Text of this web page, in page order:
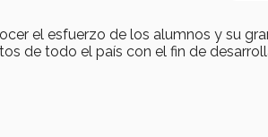
el esfuerzo de los alumnos y su
de todo el país con el fin de